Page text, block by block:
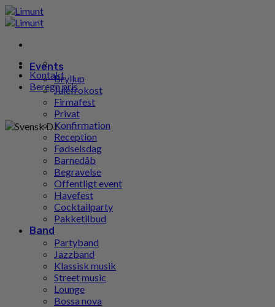
Gå
til
Events
Bryllup
Julefrokost
Firmafest
Privat
Konfirmation
Reception
Fødselsdag
Barnedåb
Begravelse
Offentligt event
Havefest
Cocktailparty
Pakketilbud
Band
Partyband
Jazzband
Klassisk musik
Street music
Lounge
Bossa nova
Kontakt
Beregn pris